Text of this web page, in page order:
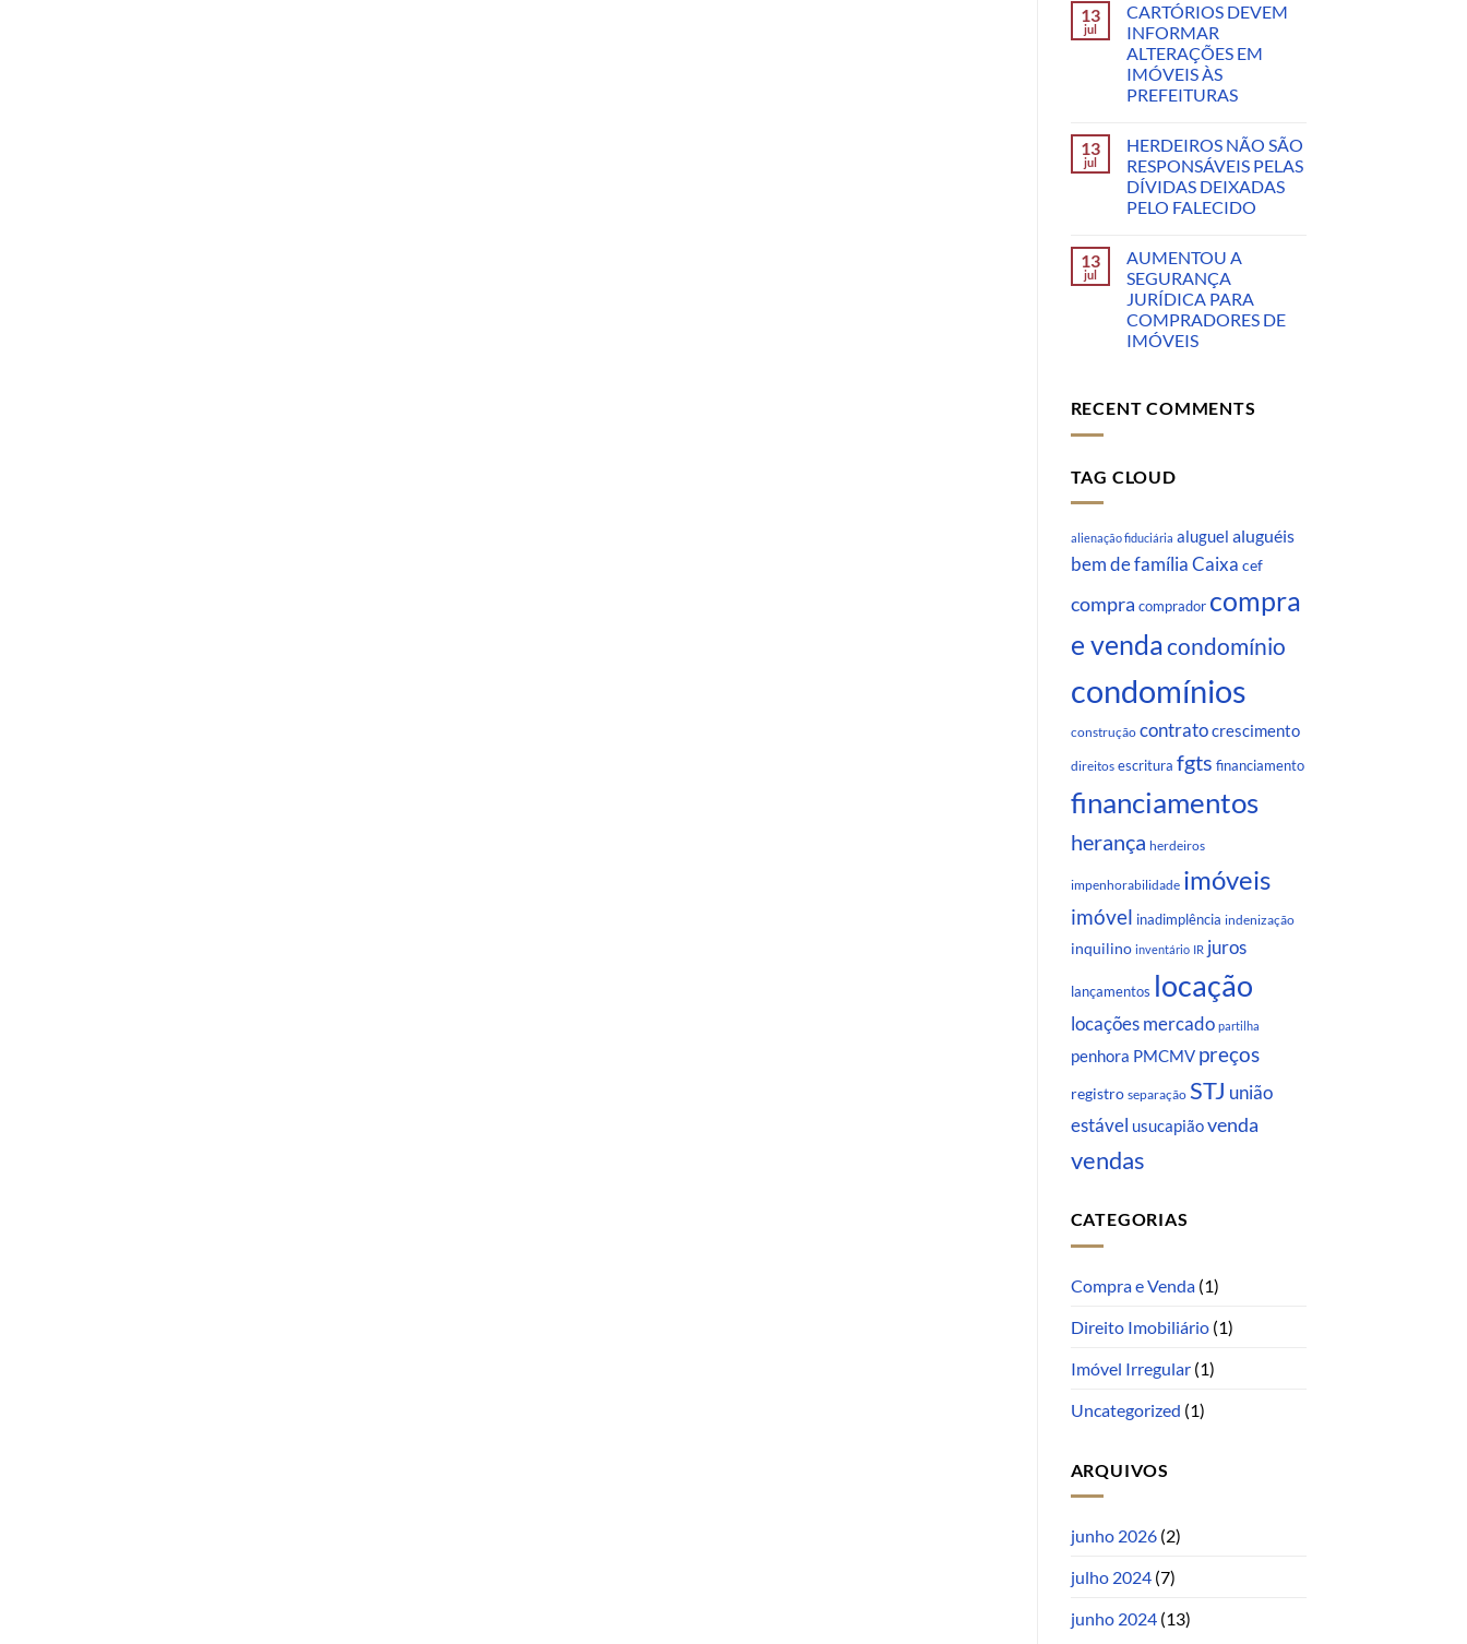
13
jul
CARTÓRIOS DEVEM
INFORMAR
ALTERAÇÕES EM
IMÓVEIS ÀS
PREFEITURAS
13
jul
HERDEIROS NÃO SÃO
RESPONSÁVEIS PELAS
DÍVIDAS DEIXADAS
PELO FALECIDO
13
jul
AUMENTOU A
SEGURANÇA
JURÍDICA PARA
COMPRADORES DE
IMÓVEIS
RECENT COMMENTS
TAG CLOUD
alienação fiduciária aluguel aluguéis
bem de família Caixa cef
compra comprador compra
e vendacondomínio
condomínios
construção contratocrescimento
direitos escritura fgts financiamento
financiamentos
herança herdeiros
impenhorabilidade imóveis
imóvel inadimplência indenização
inquilino inventário IR juros
lançamentos locação
locações mercado partilha
penhora PMCMV preços
registro separação STJ união
estável usucapiãovenda
vendas
CATEGORIAS
Compra e Venda(1)
Direito Imobiliário(1)
Imóvel Irregular(1)
Uncategorized (1)
ARQUIVOS
junho 2026(2)
julho 2024(7)
junho 2024(13)